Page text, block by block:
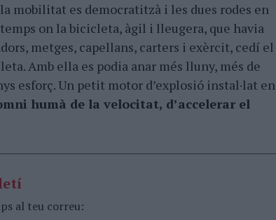
mobilitat es democratitzà i les dues rodes en
on la bicicleta, àgil i lleugera, que havia
metges, capellans, carters i exèrcit, cedí el
Amb ella es podia anar més lluny, més de
esforç. Un petit motor d’explosió instal·lat en
humà de la velocitat, d’accelerar el
al teu correu: